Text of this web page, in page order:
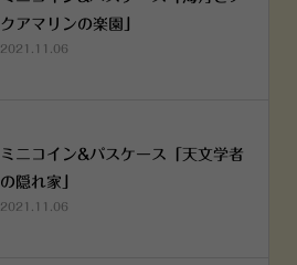
クアマリンの楽園」
2021.11.06
ミニコイン&パスケース「天文学者
の隠れ家」
2021.11.06